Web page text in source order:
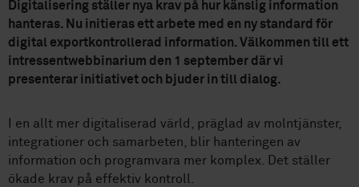
Digitalisering ställer nya krav på hur känslig information
hanteras. Nu initieras ett arbete med en ny standard för
digital exportkontrollerad information. Välkommen till ett
intressentwebbinarium den 1 september där vi
presenterar initiativet och bjuder in till dialog.
I en allt mer digitaliserad värld, präglad av molntjänster,
integrationer och samarbeten, blir hanteringen av
information och programvara mer komplex. Det ställer
ökade krav på effektiv kontroll.